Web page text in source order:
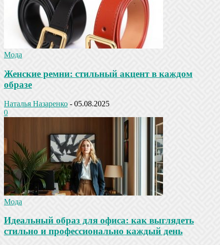
Мода
Женские ремни: стильный акцент в каждом
образе
Наталья Назаренко - 05.08.2025
0
Мода
Идеальный образ для офиса: как выглядеть
стильно и профессионально каждый день